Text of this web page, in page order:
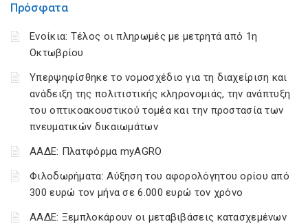
Πρόσφατα
Ενοίκια: Τέλος οι πληρωμές με μετρητά από 1η
Οκτωβρίου
Υπερψηφίσθηκε το νομοσχέδιο για τη διαχείριση και
ανάδειξη της πολιτιστικής κληρονομιάς, την ανάπτυξη
του οπτικοακουστικού τομέα και την προστασία των
πνευματικών δικαιωμάτων
ΑΑΔΕ: Πλατφόρμα myAGRO
Φιλοδωρήματα: Αύξηση του αφορολόγητου ορίου από
300 ευρώ τον μήνα σε 6.000 ευρώ τον χρόνο
ΑΑΔΕ: Ξεμπλοκάρουν οι μεταβιβάσεις κατασχεμένων